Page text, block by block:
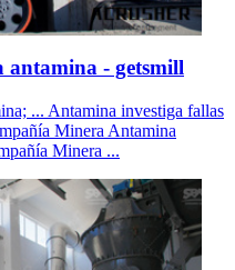
antamina - getsmill
... Antamina investiga fallas
Minera Antamina
Minera ...